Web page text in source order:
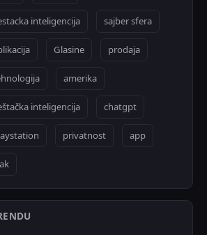
inteligencija sajber sfera
Glasine prodaja
amerika
inteligencija chatgpt
privatnost app